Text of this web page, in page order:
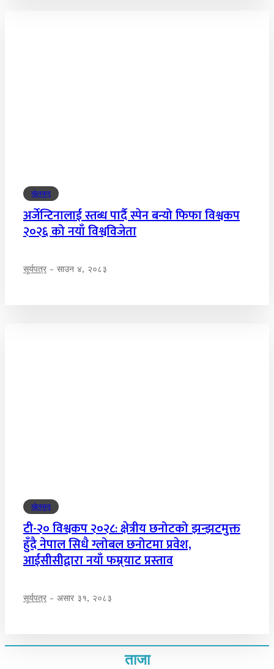
खेलकुद
अर्जेन्टिनालाई स्तब्ध पार्दै स्पेन बन्यो फिफा विश्वकप
२०२६ को नयाँ विश्वविजेता
सूर्यपत्र - साउन ४, २०८३
खेलकुद
टी-२० विश्वकप २०२८: क्षेत्रीय छनोटको झन्झटमुक्त
हुँदै नेपाल सिधै ग्लोबल छनोटमा प्रवेश,
आईसीसीद्वारा नयाँ फम्र्याट प्रस्ताव
सूर्यपत्र - असार ३१, २०८३
ताजा